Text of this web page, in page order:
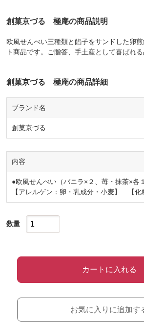
創菓京づる 極庵の商品説明
欧風せんべい三種類と餡子をサンドした卵
ト商品です。ご贈答、手土産として喜ばれる
創菓京づる 極庵の商品詳細
ブランド名
創菓京づる
内容
●欧風せんべい（バニラ×２、苺・抹茶×
【アレルゲン：卵・乳成分・小麦】 【化
数量
カートに入れる
お気に入りに追加す